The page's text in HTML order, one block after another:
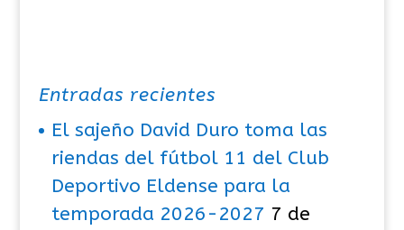
Entradas recientes
El sajeño David Duro toma las
riendas del fútbol 11 del Club
Deportivo Eldense para la
temporada 2026-2027 7 de